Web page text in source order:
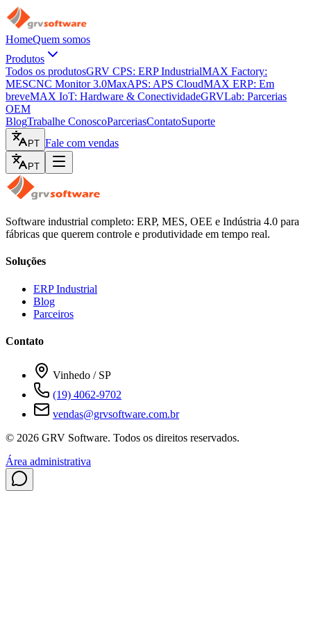
HomeQuem somos
Produtos
Todos os produtosGRV CPS: ERP IndustrialMAX Factory:
MESCNC Monitor 3.0MaxAPS: APS CloudMAX ERP: Em
breveMAX IoT: Hardware & ConectividadeGRVLab: Parcerias
OEM
BlogTrabalhe ConoscoParceriasContatoSuporte
PT Fale com vendas
PT
Software industrial completo: ERP, MES, OEE e Indústria 4.0 para
fábricas que querem controle e produtividade em tempo real.
Soluções
ERP Industrial
Blog
Parceiros
Contato
Vinhedo / SP
(19) 4062-9702
vendas@grvsoftware.com.br
© 2026 GRV Software. Todos os direitos reservados.
Área administrativa